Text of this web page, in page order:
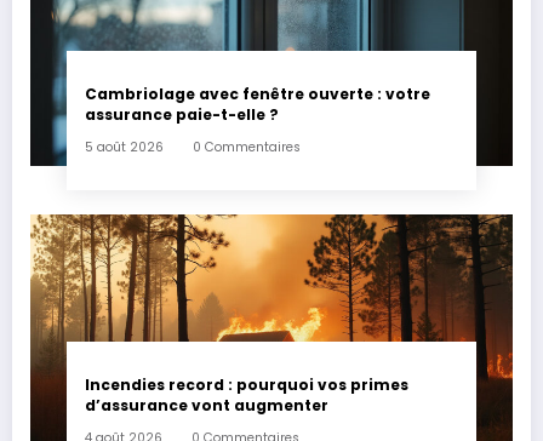
Cambriolage avec fenêtre ouverte : votre
assurance paie-t-elle ?
5 août 2026 0 Commentaires
Incendies record : pourquoi vos primes
d’assurance vont augmenter